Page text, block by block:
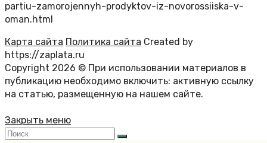
partiu-zamorojennyh-prodyktov-iz-novorossiiska-v-
oman.html
Карта сайта Политика сайта Created by
https://zaplata.ru
Copyright 2026 © При использовании материалов в
публикацию необходимо включить: активную ссылку
на статью, размещенную на нашем сайте.
Закрыть меню